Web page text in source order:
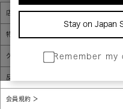
Stay on Japan
Remember my
店舗一覧
特定商取引法に基づく表示
グローバルプライバシーポリシー
反社会的勢力に対する基本方針
会員規約